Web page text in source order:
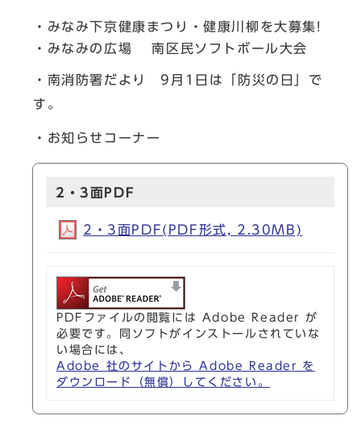
・みなみ下京健康まつり・健康川柳を大募集!
・みなみの広場 南区民ソフトボール大会
・南消防署だより 9月1日は「防災の日」で
す。
・お知らせコーナー
2・3面PDF
2・3面PDF(PDF形式, 2.30MB)
PDFファイルの閲覧には Adobe Reader が
必要です。同ソフトがインストールされていな
い場合には、
Adobe 社のサイトから Adobe Reader を
ダウンロード（無償）してください。